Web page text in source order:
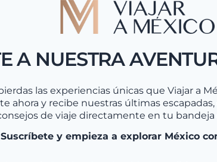
A NUESTRA
las experiencias únicas que Viajar a
ahora y recibe nuestras últimas
de viaje directamente en tu bandeja
y empieza a explorar México